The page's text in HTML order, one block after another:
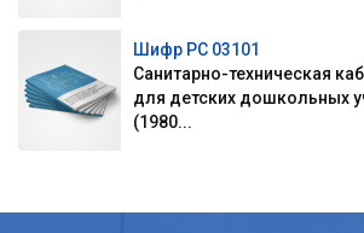
Шифр РС 03101
Санитарно-техническая
для детских дошкольных
(1980...